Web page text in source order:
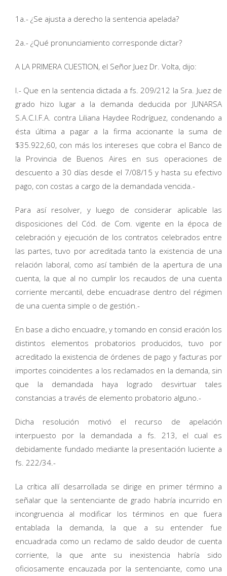
1a.- ¿Se ajusta a derecho la sentencia apelada?
2a.- ¿Qué pronunciamiento corresponde dictar?
A LA PRIMERA CUESTION, el Señor Juez Dr. Volta, dijo:
I.- Que en la sentencia dictada a fs. 209/212 la Sra. Juez de
grado hizo lugar a la demanda deducida por JUNARSA
S.A.C.I.F.A. contra Liliana Haydee Rodríguez, condenando a
ésta última a pagar a la firma accionante la suma de
$35.922,60, con más los intereses que cobra el Banco de
la Provincia de Buenos Aires en sus operaciones de
descuento a 30 días desde el 7/08/15 y hasta su efectivo
pago, con costas a cargo de la demandada vencida.-
Para así resolver, y luego de considerar aplicable las
disposiciones del Cód. de Com. vigente en la época de
celebración y ejecución de los contratos celebrados entre
las partes, tuvo por acreditada tanto la existencia de una
relación laboral, como así también de la apertura de una
cuenta, la que al no cumplir los recaudos de una cuenta
corriente mercantil, debe encuadrase dentro del régimen
de una cuenta simple o de gestión.-
En base a dicho encuadre, y tomando en consid eración los
distintos elementos probatorios producidos, tuvo por
acreditado la existencia de órdenes de pago y facturas por
importes coincidentes a los reclamados en la demanda, sin
que la demandada haya logrado desvirtuar tales
constancias a través de elemento probatorio alguno.-
Dicha resolución motivó el recurso de apelación
interpuesto por la demandada a fs. 213, el cual es
debidamente fundado mediante la presentación luciente a
fs. 222/34.-
La crítica allí desarrollada se dirige en primer término a
señalar que la sentenciante de grado habría incurrido en
incongruencia al modificar los términos en que fuera
entablada la demanda, la que a su entender fue
encuadrada como un reclamo de saldo deudor de cuenta
corriente, la que ante su inexistencia habría sido
oficiosamente encauzada por la sentenciante, como una